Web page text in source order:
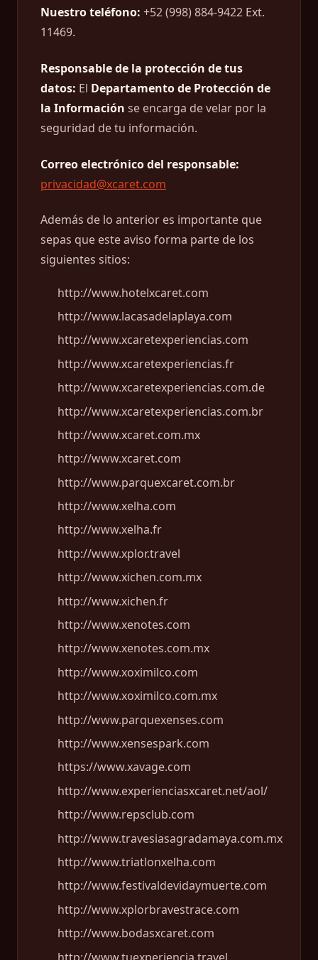
Nuestro teléfono: +52 (998) 884-9422 Ext.
11469.
Responsable de la protección de tus
datos: El Departamento de Protección de
la Información se encarga de velar por la
seguridad de tu información.
Correo electrónico del responsable:
privacidad@xcaret.com
Además de lo anterior es importante que
sepas que este aviso forma parte de los
siguientes sitios:
http://www.hotelxcaret.com
http://www.lacasadelaplaya.com
http://www.xcaretexperiencias.com
http://www.xcaretexperiencias.fr
http://www.xcaretexperiencias.com.de
http://www.xcaretexperiencias.com.br
http://www.xcaret.com.mx
http://www.xcaret.com
http://www.parquexcaret.com.br
http://www.xelha.com
http://www.xelha.fr
http://www.xplor.travel
http://www.xichen.com.mx
http://www.xichen.fr
http://www.xenotes.com
http://www.xenotes.com.mx
http://www.xoximilco.com
http://www.xoximilco.com.mx
http://www.parquexenses.com
http://www.xensespark.com
https://www.xavage.com
http://www.experienciasxcaret.net/aol/
http://www.repsclub.com
http://www.travesiasagradamaya.com.mx
http://www.triatlonxelha.com
http://www.festivaldevidaymuerte.com
http://www.xplorbravestrace.com
http://www.bodasxcaret.com
http://www.tuexperiencia.travel